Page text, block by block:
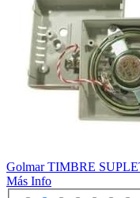
Golmar TIMBRE
Más Info